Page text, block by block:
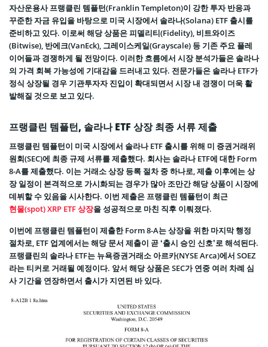
자산운용사 프랭클린 템플턴(Franklin Templeton)이 강한 투자 반응과
꾸준한 자금 유입을 바탕으로 미국 시장에서 솔라나(Solana) ETF 출시를
준비하고 있다. 이로써 해당 상품은 피델리티(Fidelity), 비트와이즈
(Bitwise), 반에크(VanEck), 그레이스케일(Grayscale) 등 기존 주요 플레
이어들과 경쟁하게 될 전망이다. 이러한 흐름에서 시장 분석가들은 솔라나
의 가격 회복 가능성에 기대감을 드러내고 있다. 전문가들은 솔라나 ETF가
정식 상장될 경우 기관투자자 진입이 확대되면서 시장 내 경쟁이 더욱 활
발해질 것으로 보고 있다.
프랭클린 템플턴, 솔라나 ETF 상장 최종 서류 제출
프랭클린 템플턴이 미국 시장에서 솔라나 ETF 출시를 위해 미 증권거래위
원회(SEC)에 최종 규제 서류를 제출했다. 회사는 솔라나 ETF에 대한 Form
8-A를 제출했다. 이는 거래소 상장 등록 절차 중 하나로, 제출 이후에는 상
장 일정이 본격적으로 가시화되는 경우가 많아 조만간 해당 상품이 시장에
데뷔할 수 있음을 시사한다. 이번 제출은 프랭클린 템플턴이 최근
현물(spot) XRP ETF 상장을 성공적으로 마친 직후 이뤄졌다.
이번에 프랭클린 템플턴이 제출한 Form 8-A는 상장을 위한 마지막 행정
절차로, ETF 업계에서는 해당 문서 제출이 곧 ‘출시 승인 신호’로 해석된다.
프랭클린의 솔라나 ETF는 뉴욕증권거래소 아르카(NYSE Arca)에서 SOEZ
라는 티커로 거래될 예정이다. 앞서 해당 상품은 SEC가 연중 여러 차례 심
사 기간을 연장하면서 출시가 지연된 바 있다.